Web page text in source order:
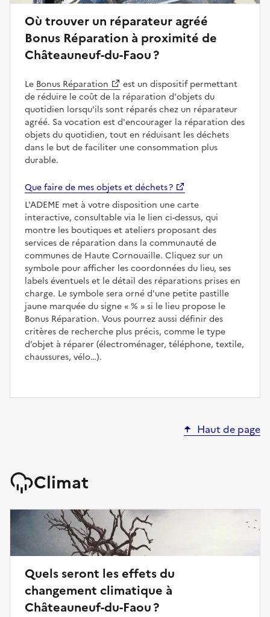
Où trouver un réparateur agréé
Bonus Réparation à proximité de
Châteauneuf-du-Faou ?
Le Bonus Réparation
est un dispositif permettant
de réduire le coût de la réparation d'objets du
quotidien lorsqu'ils sont réparés chez un réparateur
agréé. Sa vocation est d'encourager la réparation des
objets du quotidien, tout en réduisant les déchets
dans le but de faciliter une consommation plus
durable.
Que faire de mes objets et déchets ?
L'ADEME met à votre disposition une carte
interactive, consultable via le lien ci-dessus, qui
montre les boutiques et ateliers proposant des
services de réparation dans la communauté de
communes de Haute Cornouaille. Cliquez sur un
symbole pour afficher les coordonnées du lieu, ses
labels éventuels et le détail des réparations prises en
charge. Le symbole sera orné d'une petite pastille
jaune marquée du signe
%
si le lieu propose le
Bonus Réparation. Vous pourrez aussi définir des
critères de recherche plus précis, comme le type
d’objet à réparer (électroménager, téléphone, textile,
chaussures, vélo…).
Haut de page
Climat
Quels seront les effets du
changement climatique à
Châteauneuf-du-Faou ?